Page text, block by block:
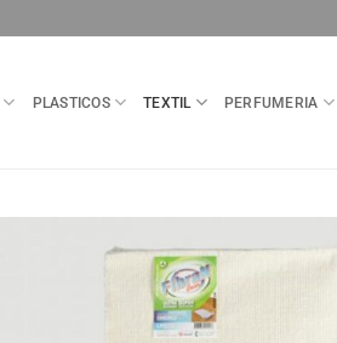
PLASTICOS TEXTIL PERFUMERIA